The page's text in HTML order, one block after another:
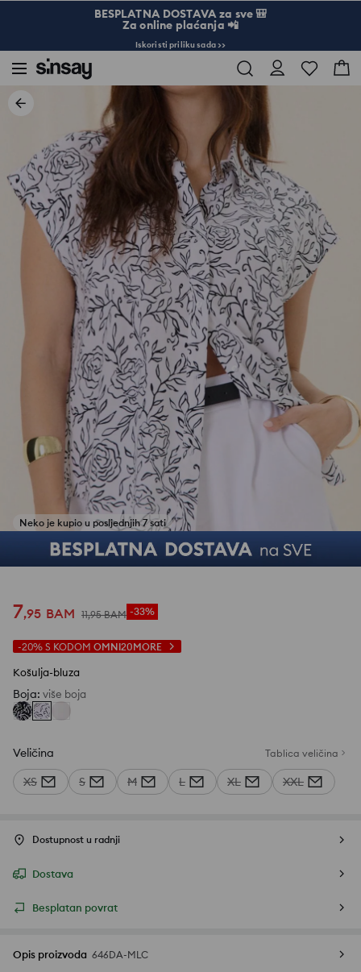
BESPLATNA DOSTAVA za sve 🎒
Za online plaćanja 📲
Iskoristi priliku sada >>
1 /9
7,95 BAM 11,95 BAM -33%
-20% S KODOM OMNI20MORE
Košulja-bluza
Boja: više boja
Veličina Tablica veličina
XS S M L XL XXL
Dostupnost u radnji
Dostava
Besplatan povrat
Opis proizvoda 646DA-MLC